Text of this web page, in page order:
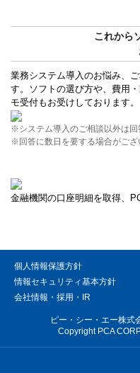
これから
業務システム導入のお悩み、
す。ソフトの選び方や、費用
モ受付もお受けしております。
※システム導入のご相談以外は回
※回答に数日を要する場合がござ
金融機関の口座明細を取得、
個人情報保護方針
情報セキュリティ基本方針
会社情報・採用・IR
ピー・シー・エー株
Copyright PCA